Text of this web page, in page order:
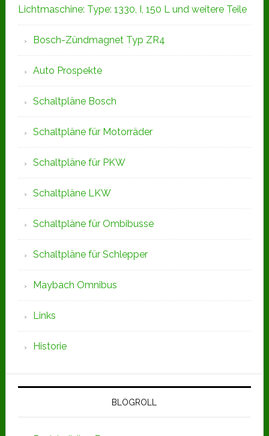
Lichtmaschine: Type: 1330, I, 150 L und weitere Teile
Bosch-Zündmagnet Typ ZR4
Auto Prospekte
Schaltpläne Bosch
Schaltpläne für Motorräder
Schaltpläne für PKW
Schaltpläne LKW
Schaltpläne für Ombibusse
Schaltpläne für Schlepper
Maybach Omnibus
Links
Historie
BLOGROLL